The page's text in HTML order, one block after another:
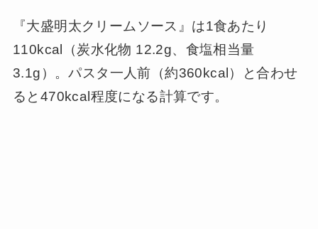
『大盛明太クリームソース』は1食あたり
110kcal（炭水化物 12.2g、食塩相当量
3.1g）。パスタ一人前（約360kcal）と合わせ
ると470kcal程度になる計算です。